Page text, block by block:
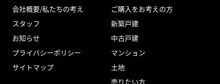
会社概要/私たちの考え
スタッフ
お知らせ
プライバシーポリシー
サイトマップ
ご購入をお考えの方
新築戸建
中古戸建
マンション
土地
売りたい方